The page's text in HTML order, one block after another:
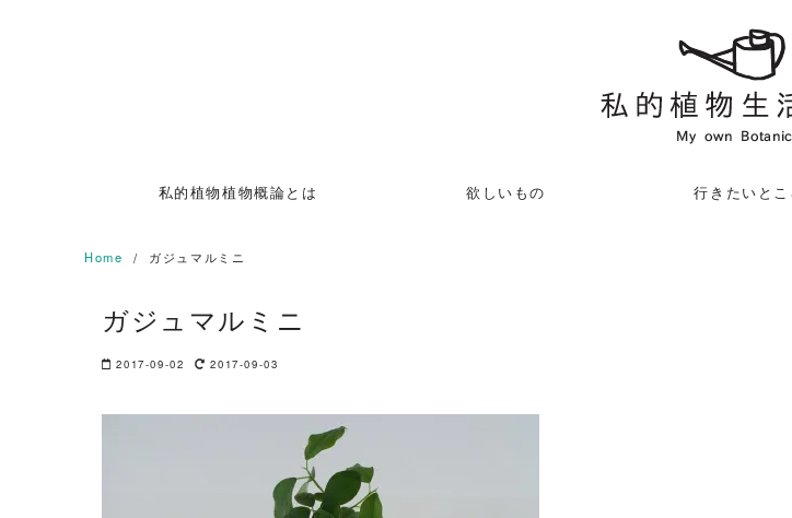
私的植物植物概論とは 欲しいもの 行きたいとこ
Home ガジュマルミニ
ガジュマルミニ
2017-09-02 2017-09-03